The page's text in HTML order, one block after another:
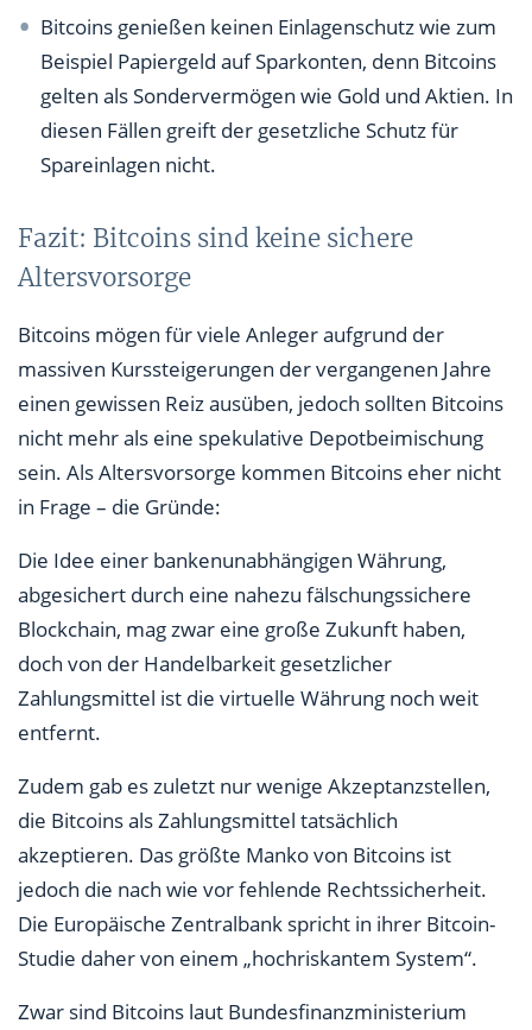
Bitcoins genießen keinen Einlagenschutz wie zum
Beispiel Papiergeld auf Sparkonten, denn Bitcoins
gelten als Sondervermögen wie Gold und Aktien. In
diesen Fällen greift der gesetzliche Schutz für
Spareinlagen nicht.
Fazit: Bitcoins sind keine sichere
Altersvorsorge
Bitcoins mögen für viele Anleger aufgrund der
massiven Kurssteigerungen der vergangenen Jahre
einen gewissen Reiz ausüben, jedoch sollten Bitcoins
nicht mehr als eine spekulative Depotbeimischung
sein. Als Altersvorsorge kommen Bitcoins eher nicht
in Frage – die Gründe:
Die Idee einer bankenunabhängigen Währung,
abgesichert durch eine nahezu fälschungssichere
Blockchain, mag zwar eine große Zukunft haben,
doch von der Handelbarkeit gesetzlicher
Zahlungsmittel ist die virtuelle Währung noch weit
entfernt.
Zudem gab es zuletzt nur wenige Akzeptanzstellen,
die Bitcoins als Zahlungsmittel tatsächlich
akzeptieren. Das größte Manko von Bitcoins ist
jedoch die nach wie vor fehlende Rechtssicherheit.
Die Europäische Zentralbank spricht in ihrer Bitcoin-
Studie daher von einem „hochriskantem System“.
Zwar sind Bitcoins laut Bundesfinanzministerium